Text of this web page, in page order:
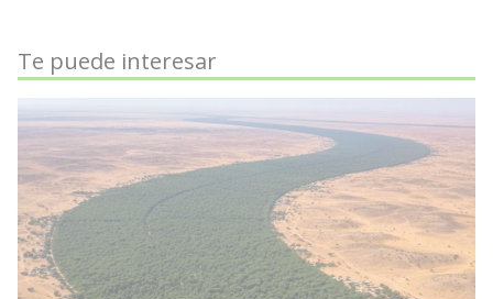
Te puede interesar